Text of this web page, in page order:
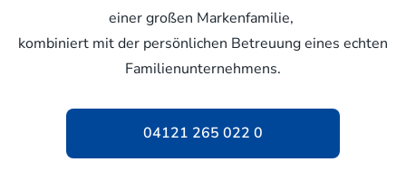
einer großen Markenfamilie,
kombiniert mit der persönlichen Betreuung eines echten
Familienunternehmens.
04121 265 022 0